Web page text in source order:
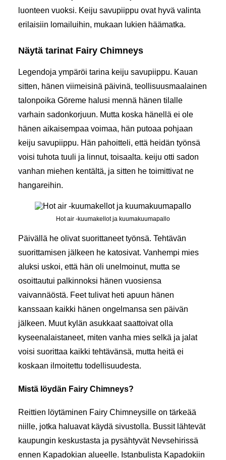
luonteen vuoksi. Keiju savupiippu ovat hyvä valinta
erilaisiin lomailuihin, mukaan lukien häämatka.
Näytä tarinat Fairy Chimneys
Legendoja ympäröi tarina keiju savupiippu. Kauan
sitten, hänen viimeisinä päivinä, teollisuusmaalainen
talonpoika Göreme halusi mennä hänen tilalle
varhain sadonkorjuun. Mutta koska hänellä ei ole
hänen aikaisempaa voimaa, hän putoaa pohjaan
keiju savupiippu. Hän pahoitteli, että heidän työnsä
voisi tuhota tuuli ja linnut, toisaalta. keiju otti sadon
vanhan miehen kentältä, ja sitten he toimittivat ne
hangareihin.
Hot air -kuumakellot ja kuumakuumapallo
Päivällä he olivat suorittaneet työnsä. Tehtävän
suorittamisen jälkeen he katosivat. Vanhempi mies
aluksi uskoi, että hän oli unelmoinut, mutta se
osoittautui palkinnoksi hänen vuosiensa
vaivannäöstä. Feet tulivat heti apuun hänen
kanssaan kaikki hänen ongelmansa sen päivän
jälkeen. Muut kylän asukkaat saattoivat olla
kyseenalaistaneet, miten vanha mies selkä ja jalat
voisi suorittaa kaikki tehtävänsä, mutta heitä ei
koskaan ilmoitettu todellisuudesta.
Mistä löydän Fairy Chimneys?
Reittien löytäminen Fairy Chimneysille on tärkeää
niille, jotka haluavat käydä sivustolla. Bussit lähtevät
kaupungin keskustasta ja pysähtyvät Nevsehirissä
ennen Kapadokian alueelle. Istanbulista Kapadokiin